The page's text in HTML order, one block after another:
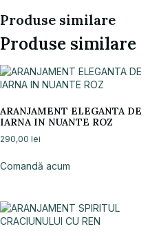
Produse similare
Produse similare
ARANJAMENT ELEGANTA DE
IARNA IN NUANTE ROZ
290,00 lei
Comandă acum